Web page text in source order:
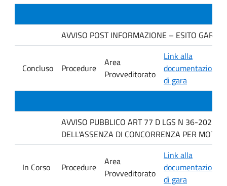
AVVISO POST INFORMAZIONE – ESITO
Concluso Procedure
Area
Provveditorato
Link alla
documentazione
di gara
AVVISO PUBBLICO ART 77 D LGS N 36-2023
DELL'ASSENZA DI CONCORRENZA PER MOTIVI
In Corso Procedure
Area
Provveditorato
Link alla
documentazione
di gara